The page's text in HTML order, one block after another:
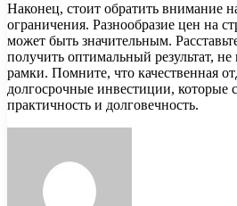
Наконец, стоит обратить внимание
ограничения. Разнообразие цен на
может быть значительным.
получить оптимальный результат,
рамки. Помните, что качественная
долгосрочные инвестиции, которые
практичность и долговечность.